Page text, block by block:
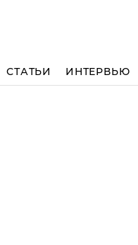
СТАТЬИ ИНТЕРВЬЮ